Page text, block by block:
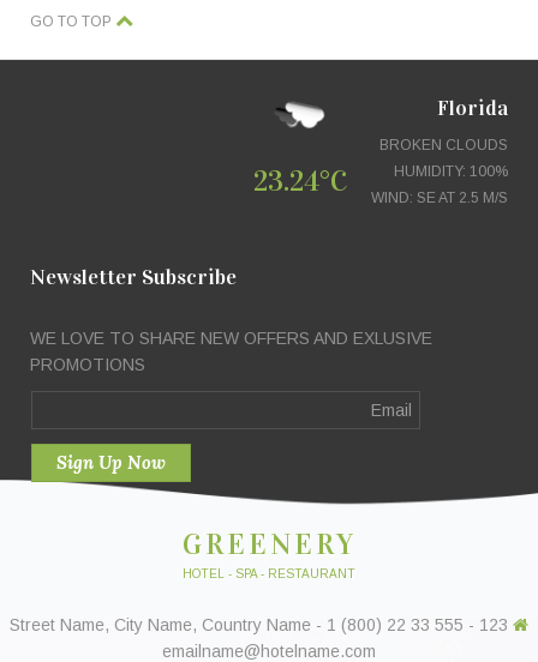
البريد الالكتروني *
GO TO TOP
23.24°C
Florida
BROKEN CLOUDS
HUMIDITY: 100%
WIND: SE AT 2.5 M/S
Newsletter Subscribe
WE LOVE TO SHARE NEW OFFERS AND EXLUSIVE
PROMOTIONS
GREENERY
HOTEL - SPA - RESTAURANT
123 Street Name, City Name, Country Name - 1 (800) 22 33 555 -
emailname@hotelname.com